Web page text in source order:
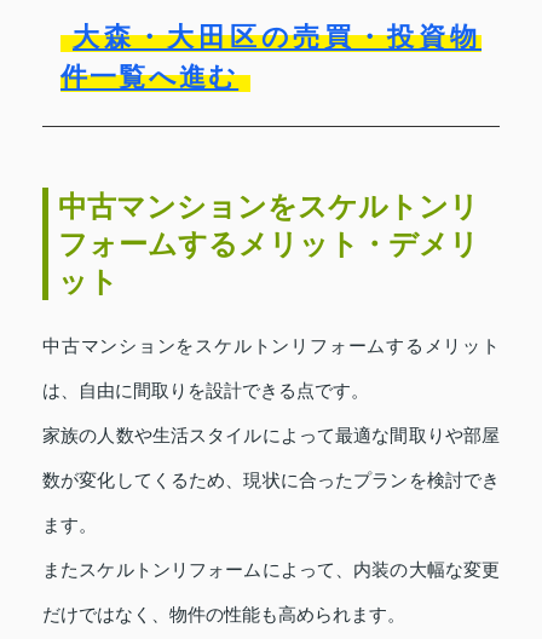
大森・大田区の売買・投資物
件一覧へ進む
中古マンションをスケルトンリ
フォームするメリット・デメリ
ット
中古マンションをスケルトンリフォームするメリット
は、自由に間取りを設計できる点です。
家族の人数や生活スタイルによって最適な間取りや部屋
数が変化してくるため、現状に合ったプランを検討でき
ます。
またスケルトンリフォームによって、内装の大幅な変更
だけではなく、物件の性能も高められます。